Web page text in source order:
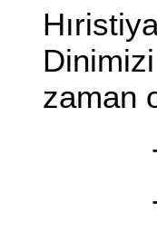
zaman
-Peki
-Ne